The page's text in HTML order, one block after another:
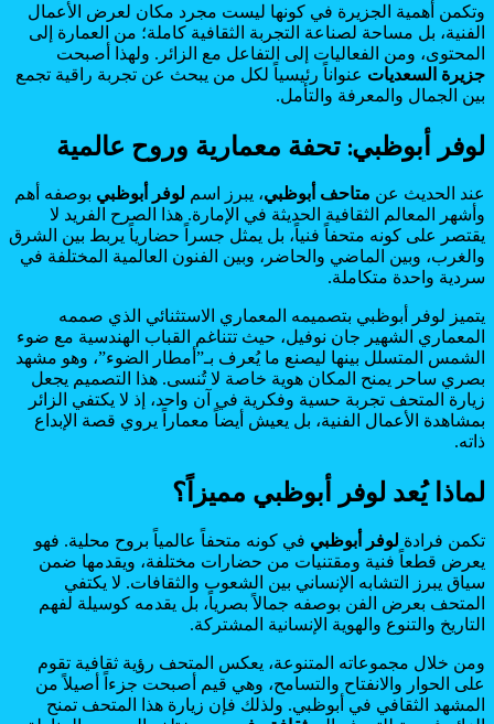
وتكمن أهمية الجزيرة في كونها ليست مجرد مكان لعرض الأعمال
الفنية، بل مساحة لصناعة التجربة الثقافية كاملة؛ من العمارة إلى
المحتوى، ومن الفعاليات إلى التفاعل مع الزائر. ولهذا أصبحت
جزيرة السعديات عنواناً رئيسياً لكل من يبحث عن تجربة راقية تجمع
بين الجمال والمعرفة والتأمل.
لوفر أبوظبي: تحفة معمارية وروح عالمية
عند الحديث عن متاحف أبوظبي، يبرز اسم لوفر أبوظبي بوصفه أهم
وأشهر المعالم الثقافية الحديثة في الإمارة. هذا الصرح الفريد لا
يقتصر على كونه متحفاً فنياً، بل يمثل جسراً حضارياً يربط بين الشرق
والغرب، وبين الماضي والحاضر، وبين الفنون العالمية المختلفة في
سردية واحدة متكاملة.
يتميز لوفر أبوظبي بتصميمه المعماري الاستثنائي الذي صممه
المعماري الشهير جان نوفيل، حيث تتناغم القباب الهندسية مع ضوء
الشمس المتسلل بينها ليصنع ما يُعرف بـ”أمطار الضوء”، وهو مشهد
بصري ساحر يمنح المكان هوية خاصة لا تُنسى. هذا التصميم يجعل
زيارة المتحف تجربة حسية وفكرية في آن واحد، إذ لا يكتفي الزائر
بمشاهدة الأعمال الفنية، بل يعيش أيضاً معماراً يروي قصة الإبداع
ذاته.
لماذا يُعد لوفر أبوظبي مميزاً؟
تكمن فرادة لوفر أبوظبي في كونه متحفاً عالمياً بروح محلية. فهو
يعرض قطعاً فنية ومقتنيات من حضارات مختلفة، ويقدمها ضمن
سياق يبرز التشابه الإنساني بين الشعوب والثقافات. لا يكتفي
المتحف بعرض الفن بوصفه جمالاً بصرياً، بل يقدمه كوسيلة لفهم
التاريخ والتنوع والهوية الإنسانية المشتركة.
ومن خلال مجموعاته المتنوعة، يعكس المتحف رؤية ثقافية تقوم
على الحوار والانفتاح والتسامح، وهي قيم أصبحت جزءاً أصيلاً من
المشهد الثقافي في أبوظبي. ولذلك فإن زيارة هذا المتحف تمنح